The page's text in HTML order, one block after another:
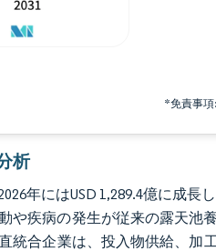
*免責事項
析
年にはUSD 1,289.4億に成長
や疾病の発生が従来の露天
統合企業は、投入物供給、加